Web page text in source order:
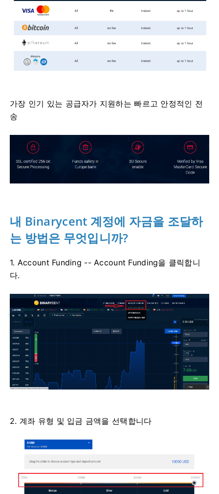
가장 인기 있는 공급자가 지원하는 빠르고 안정적인 전
송
내 Binarycent 계정에 자금을 조달하
는 방법은 무엇입니까?
1. Account Funding -- Account Funding을 클릭합니
다.
2. 계좌 유형 및 입금 금액을 선택합니다